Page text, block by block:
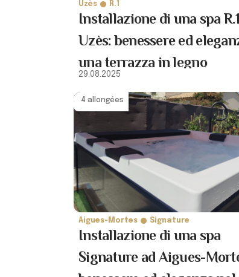
Uzès R.1
Installazione di una spa
Uzès: benessere ed
una terrazza in legno
29.08.2025
4 allongées
Aigues-Mortes Signature
Installazione di una spa
Signature ad Aigues-